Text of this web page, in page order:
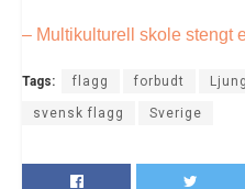
– Multikulturell skole stengt
Tags: flagg forbudt
svensk flagg Sverige